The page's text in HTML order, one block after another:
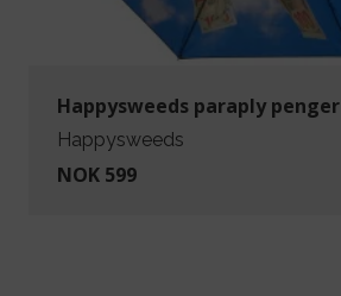
Happysweeds paraply penger
Happysweeds
NOK 599